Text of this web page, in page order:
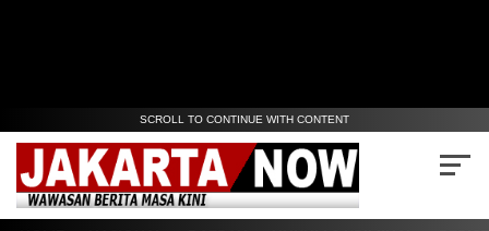
SCROLL TO CONTINUE WITH CONTENT